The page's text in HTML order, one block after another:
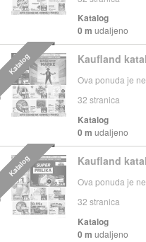
Katalog
0 m udaljeno
Kaufland
Ova ponuda je
32 stranica
Katalog
0 m udaljeno
Katalog
Kaufland
Ova ponuda je
32 stranica
Katalog
0 m udaljeno
Katalog